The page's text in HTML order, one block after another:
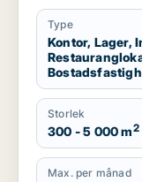
Type
Kontor, Lager,
Storlek
300 - 5 000 m2
Max. per månad